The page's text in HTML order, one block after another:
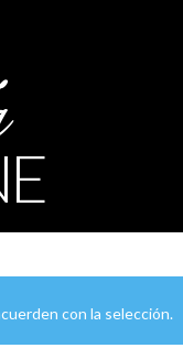
con la selección.